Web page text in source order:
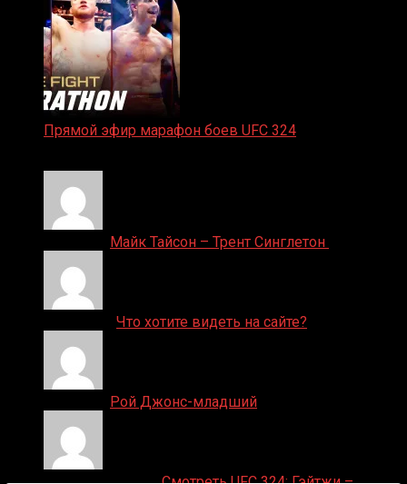
Прямой эфир марафон боев UFC 324
Майк Тайсон – Трент Синглетон
Что хотите видеть на сайте?
Рой Джонс-младший